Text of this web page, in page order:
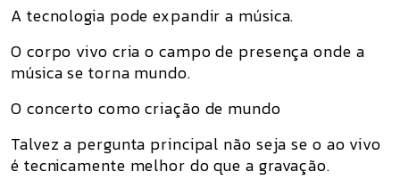
A tecnologia pode expandir a música.
O corpo vivo cria o campo de presença onde a
música se torna mundo.
O concerto como criação de mundo
Talvez a pergunta principal não seja se o ao vivo
é tecnicamente melhor do que a gravação.